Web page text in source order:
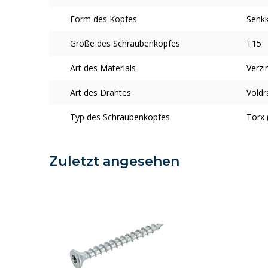
Form des Kopfes
Größe des Schraubenkopfes T15
Art des Materials
Art des Drahtes
Typ des Schraubenkopfes Torx
Zuletzt angesehen